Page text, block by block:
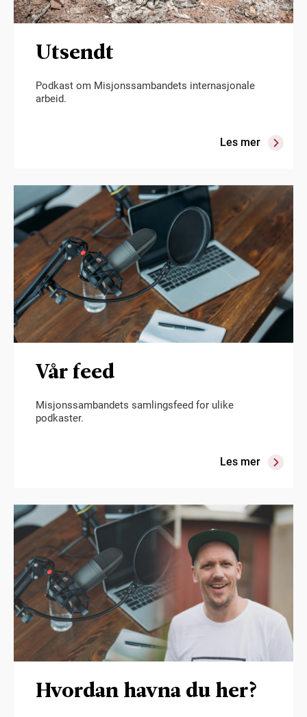
Utsendt
Podkast om Misjonssambandets internasjonale
arbeid.
Les mer
Vår feed
Misjonssambandets samlingsfeed for ulike
podkaster.
Les mer
Hvordan havna du her?